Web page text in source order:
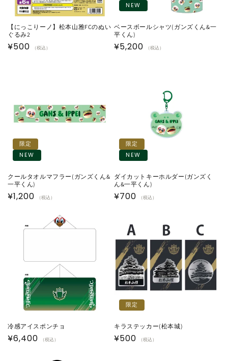
【にっこりーノ】松本山雅FCのぬい
ぐるみ2
通
¥500 （税込）
NEW
ベースボールシャツ(ガンズくん&一
平くん)
通
¥5,200 （税込）
限定
NEW
クールタオルマフラー(ガンズくん&
一平くん)
通
¥1,200 （税込）
限定
NEW
ダイカットキーホルダー(ガンズく
ん&一平くん)
通
¥700 （税込）
冷感アイスポンチョ
通
¥6,400 （税込）
限定
キラステッカー(松本城)
通
¥500 （税込）